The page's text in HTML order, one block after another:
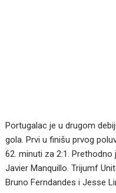
Portugalac je u drugom
gola. Prvi u finišu prvog
62. minuti za 2:1. Prethodno
Javier Manquillo. Trijumf
Bruno Ferndandes i Jesse